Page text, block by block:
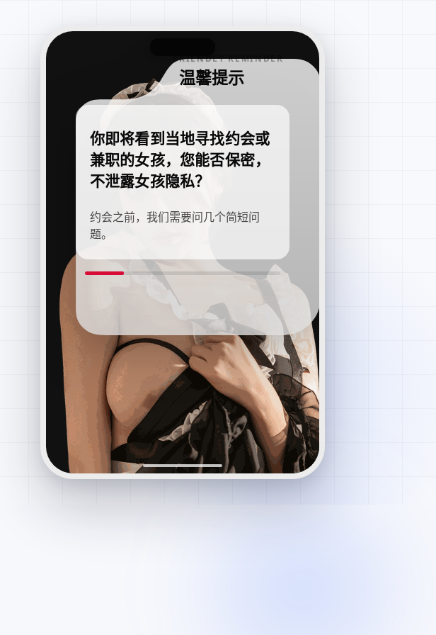
FRIENDLY REMINDER
温馨提示
你即将看到当地寻找约会或
兼职的女孩，您能否保密，
不泄露女孩隐私？
约会之前，我们需要问几个简短问
题。